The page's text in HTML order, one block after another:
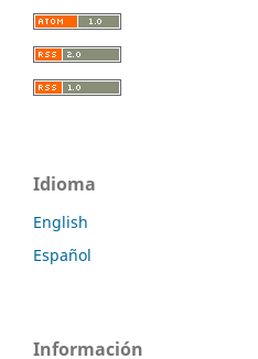
Idioma
English
Español
Información